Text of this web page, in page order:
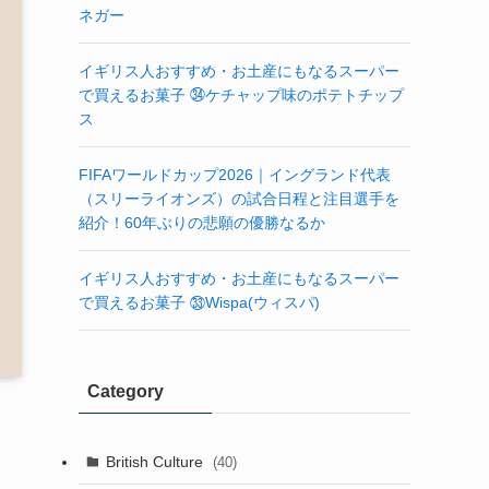
ネガー
イギリス人おすすめ・お土産にもなるスーパー
で買えるお菓子 ㉞ケチャップ味のポテトチップ
ス
FIFAワールドカップ2026｜イングランド代表
（スリーライオンズ）の試合日程と注目選手を
紹介！60年ぶりの悲願の優勝なるか
イギリス人おすすめ・お土産にもなるスーパー
で買えるお菓子 ㉝Wispa(ウィスパ)
Category
British Culture (40)